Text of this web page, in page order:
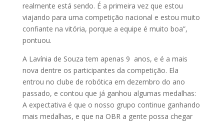
realmente está sendo. É a primeira vez que estou
viajando para uma competição nacional e estou muito
confiante na vitória, porque a equipe é muito boa”,
pontuou.
A Lavínia de Souza tem apenas 9 anos, e é a mais
nova dentre os participantes da competição. Ela
entrou no clube de robótica em dezembro do ano
passado, e contou que já ganhou algumas medalhas:
A expectativa é que o nosso grupo continue ganhando
mais medalhas, e que na OBR a gente possa chegar